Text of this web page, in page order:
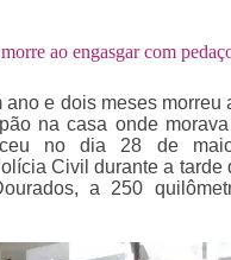
ao engasgar com
ano e dois meses morreu
na casa onde
no dia 28 de
Civil durante a tarde
a 250